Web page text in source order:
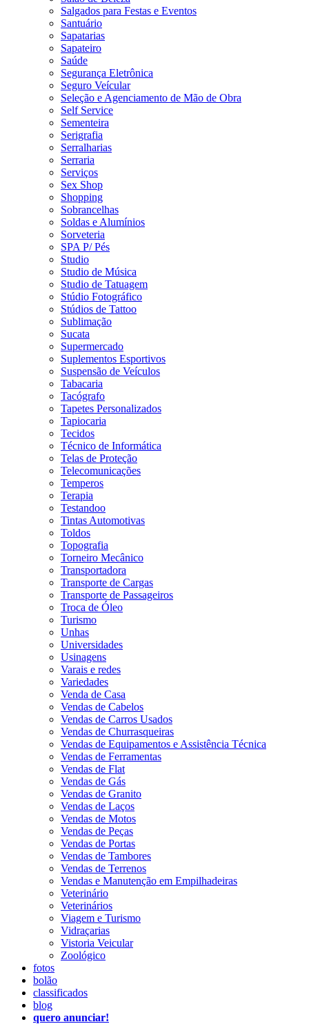
Salgados para Festas e Eventos
Santuário
Sapatarias
Sapateiro
Saúde
Segurança Eletrônica
Seguro Veícular
Seleção e Agenciamento de Mão de Obra
Self Service
Sementeira
Serigrafia
Serralharias
Serraria
Serviços
Sex Shop
Shopping
Sobrancelhas
Soldas e Alumínios
Sorveteria
SPA P/ Pés
Studio
Studio de Música
Studio de Tatuagem
Stúdio Fotográfico
Stúdios de Tattoo
Sublimação
Sucata
Supermercado
Suplementos Esportivos
Suspensão de Veículos
Tabacaria
Tacógrafo
Tapetes Personalizados
Tapiocaria
Tecidos
Técnico de Informática
Telas de Proteção
Telecomunicações
Temperos
Terapia
Testandoo
Tintas Automotivas
Toldos
Topografia
Torneiro Mecânico
Transportadora
Transporte de Cargas
Transporte de Passageiros
Troca de Óleo
Turismo
Unhas
Universidades
Usinagens
Varais e redes
Variedades
Venda de Casa
Vendas de Cabelos
Vendas de Carros Usados
Vendas de Churrasqueiras
Vendas de Equipamentos e Assistência Técnica
Vendas de Ferramentas
Vendas de Flat
Vendas de Gás
Vendas de Granito
Vendas de Laços
Vendas de Motos
Vendas de Peças
Vendas de Portas
Vendas de Tambores
Vendas de Terrenos
Vendas e Manutenção em Empilhadeiras
Veterinário
Veterinários
Viagem e Turismo
Vidraçarias
Vistoria Veicular
Zoológico
fotos
bolão
classificados
blog
quero anunciar!